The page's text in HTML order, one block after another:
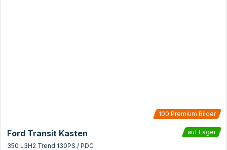
100 Premium Bilder
Ford Transit Kasten
auf Lager
350 L3H2 Trend 130PS / PDC